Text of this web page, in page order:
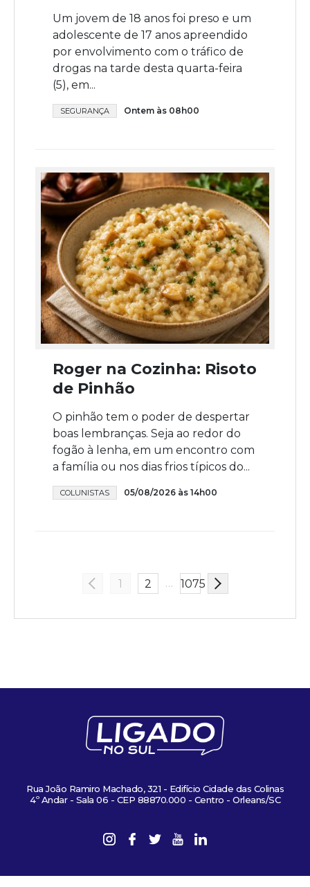
Um jovem de 18 anos foi preso e um
adolescente de 17 anos apreendido
por envolvimento com o tráfico de
drogas na tarde desta quarta-feira
(5), em...
SEGURANÇA Ontem às 08h00
Roger na Cozinha: Risoto
de Pinhão
O pinhão tem o poder de despertar
boas lembranças. Seja ao redor do
fogão à lenha, em um encontro com
a família ou nos dias frios típicos do...
COLUNISTAS 05/08/2026 às 14h00
1 2 … 1075
Rua João Ramiro Machado, 321 - Edifício Cidade das Colinas
4º Andar - Sala 06 - CEP 88870.000 - Centro - Orleans/SC